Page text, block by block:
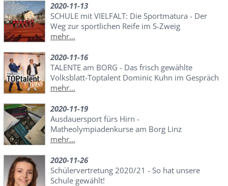
2020-11-13
SCHULE mit VIELFALT: Die Sportmatura - Der
Weg zur sportlichen Reife im S-Zweig
mehr...
2020-11-16
TALENTE am BORG - Das frisch gewählte
Volksblatt-Toptalent Dominic Kuhn im Gespräch
mehr...
2020-11-19
Ausdauersport fürs Hirn -
Matheolympiadenkurse am Borg Linz
mehr...
2020-11-26
Schülervertretung 2020/21 - So hat unsere
Schule gewählt!